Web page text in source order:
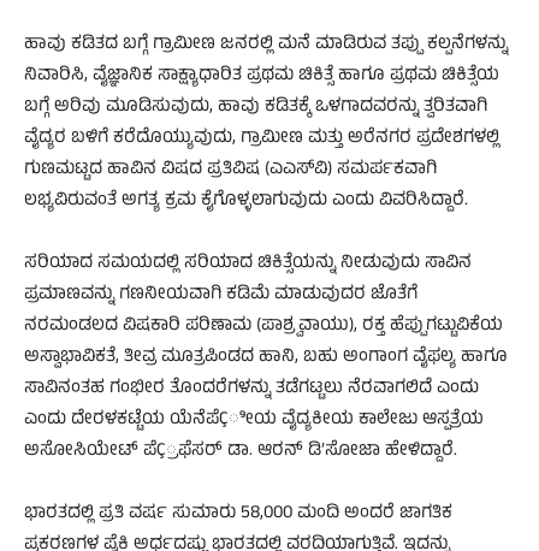
ಹಾವು ಕಡಿತದ ಬಗ್ಗೆ ಗ್ರಾಮೀಣ ಜನರಲ್ಲಿ ಮನೆ ಮಾಡಿರುವ ತಪ್ಪು ಕಲ್ಪನೆಗಳನ್ನು
ನಿವಾರಿಸಿ, ವೈಜ್ಞಾನಿಕ ಸಾಕ್ಷ್ಯಾಧಾರಿತ ಪ್ರಥಮ ಚಿಕಿತ್ಸೆ ಹಾಗೂ ಪ್ರಥಮ ಚಿಕಿತ್ಸೆಯ
ಬಗ್ಗೆ ಅರಿವು ಮೂಡಿಸುವುದು, ಹಾವು ಕಡಿತಕ್ಕೆ ಒಳಗಾದವರನ್ನು ತ್ವರಿತವಾಗಿ
ವೈದ್ಯರ ಬಳಿಗೆ ಕರೆದೊಯ್ಯುವುದು, ಗ್ರಾಮೀಣ ಮತ್ತು ಅರೆನಗರ ಪ್ರದೇಶಗಳಲ್ಲಿ
ಗುಣಮಟ್ಟದ ಹಾವಿನ ವಿಷದ ಪ್ರತಿವಿಷ (ಎಎಸ್‍ವಿ) ಸಮರ್ಪಕವಾಗಿ
ಲಭ್ಯವಿರುವಂತೆ ಅಗತ್ಯ ಕ್ರಮ ಕೈಗೊಳ್ಳಲಾಗುವುದು ಎಂದು ವಿವರಿಸಿದ್ದಾರೆ.
ಸರಿಯಾದ ಸಮಯದಲ್ಲಿ ಸರಿಯಾದ ಚಿಕಿತ್ಸೆಯನ್ನು ನೀಡುವುದು ಸಾವಿನ
ಪ್ರಮಾಣವನ್ನು ಗಣನೀಯವಾಗಿ ಕಡಿಮೆ ಮಾಡುವುದರ ಜೊತೆಗೆ
ನರಮಂಡಲದ ವಿಷಕಾರಿ ಪರಿಣಾಮ (ಪಾಶ್ರ್ವವಾಯು), ರಕ್ತ ಹೆಪ್ಪುಗಟ್ಟುವಿಕೆಯ
ಅಸ್ವಾಭಾವಿಕತೆ, ತೀವ್ರ ಮೂತ್ರಪಿಂಡದ ಹಾನಿ, ಬಹು ಅಂಗಾಂಗ ವೈಫಲ್ಯ ಹಾಗೂ
ಸಾವಿನಂತಹ ಗಂಭೀರ ತೊಂದರೆಗಳನ್ನು ತಡೆಗಟ್ಟಲು ನೆರವಾಗಲಿದೆ ಎಂದು
ಎಂದು ದೇರಳಕಟ್ಟೆಯ ಯೆನೆಪೆÇೀಯ ವೈದ್ಯಕೀಯ ಕಾಲೇಜು ಆಸ್ಪತ್ರೆಯ
ಅಸೋಸಿಯೇಟ್ ಪೆÇ್ರಫೆಸರ್ ಡಾ. ಆರನ್ ಡಿ’ಸೋಜಾ ಹೇಳಿದ್ದಾರೆ.
ಭಾರತದಲ್ಲಿ ಪ್ರತಿ ವರ್ಷ ಸುಮಾರು 58,000 ಮಂದಿ ಅಂದರೆ ಜಾಗತಿಕ